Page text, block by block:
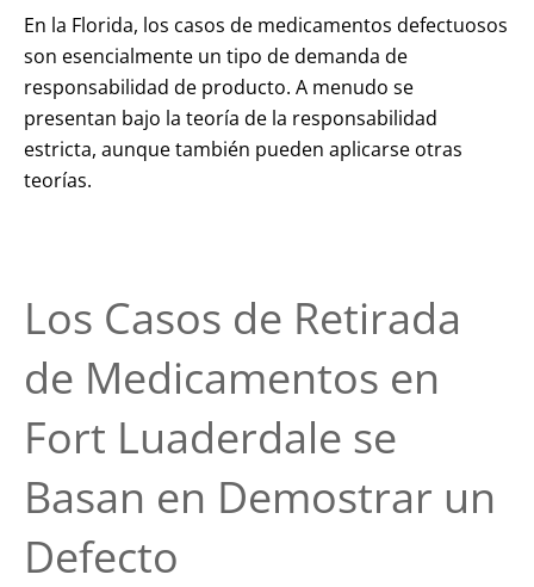
En la Florida, los casos de medicamentos defectuosos
son esencialmente un tipo de demanda de
responsabilidad de producto. A menudo se
presentan bajo la teoría de la responsabilidad
estricta, aunque también pueden aplicarse otras
teorías.
Los Casos de Retirada
de Medicamentos en
Fort Luaderdale se
Basan en Demostrar un
Defecto